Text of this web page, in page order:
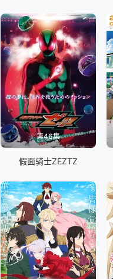
第46集
假面骑士ZEZTZ